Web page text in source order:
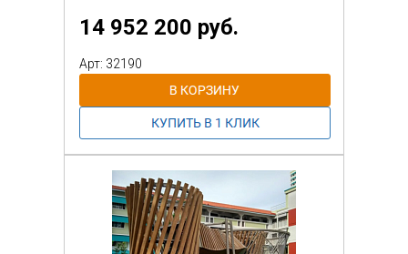
14 952 200 руб.
Арт: 32190